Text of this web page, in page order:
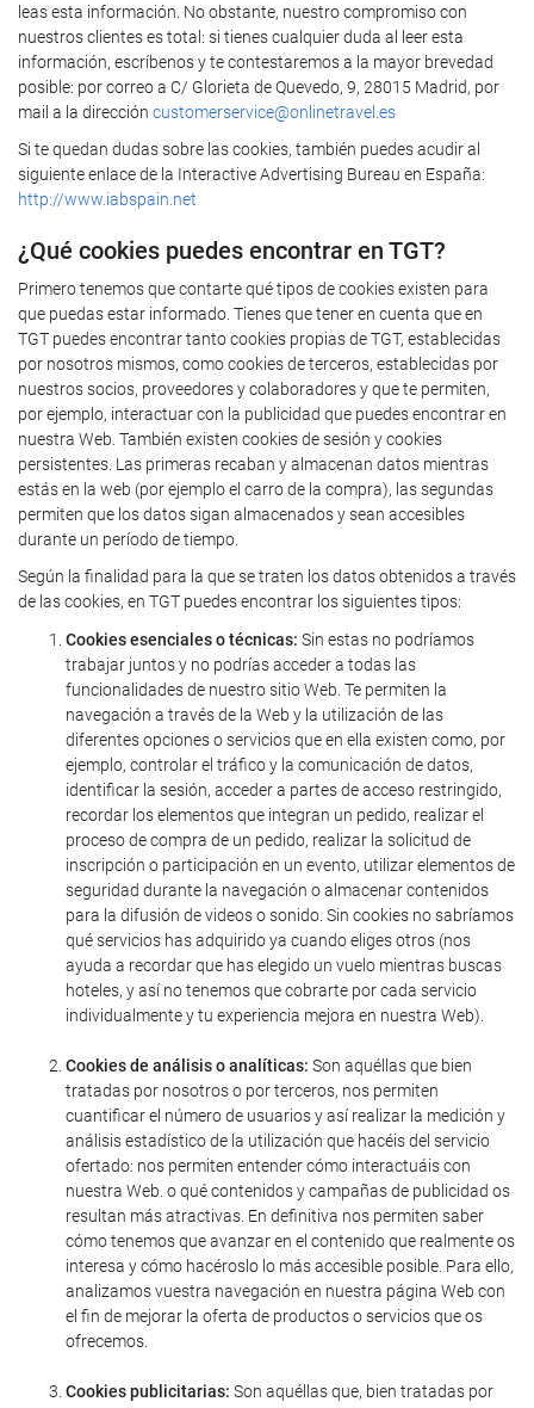
leas esta información. No obstante, nuestro compromiso con
nuestros clientes es total: si tienes cualquier duda al leer esta
información, escríbenos y te contestaremos a la mayor brevedad
posible: por correo a C/ Glorieta de Quevedo, 9, 28015 Madrid, por
mail a la dirección customerservice@onlinetravel.es
Si te quedan dudas sobre las cookies, también puedes acudir al
siguiente enlace de la Interactive Advertising Bureau en España:
http://www.iabspain.net
¿Qué cookies puedes encontrar en TGT?
Primero tenemos que contarte qué tipos de cookies existen para
que puedas estar informado. Tienes que tener en cuenta que en
TGT puedes encontrar tanto cookies propias de TGT, establecidas
por nosotros mismos, como cookies de terceros, establecidas por
nuestros socios, proveedores y colaboradores y que te permiten,
por ejemplo, interactuar con la publicidad que puedes encontrar en
nuestra Web. También existen cookies de sesión y cookies
persistentes. Las primeras recaban y almacenan datos mientras
estás en la web (por ejemplo el carro de la compra), las segundas
permiten que los datos sigan almacenados y sean accesibles
durante un período de tiempo.
Según la finalidad para la que se traten los datos obtenidos a través
de las cookies, en TGT puedes encontrar los siguientes tipos:
Cookies esenciales o técnicas: Sin estas no podríamos
trabajar juntos y no podrías acceder a todas las
funcionalidades de nuestro sitio Web. Te permiten la
navegación a través de la Web y la utilización de las
diferentes opciones o servicios que en ella existen como, por
ejemplo, controlar el tráfico y la comunicación de datos,
identificar la sesión, acceder a partes de acceso restringido,
recordar los elementos que integran un pedido, realizar el
proceso de compra de un pedido, realizar la solicitud de
inscripción o participación en un evento, utilizar elementos de
seguridad durante la navegación o almacenar contenidos
para la difusión de videos o sonido. Sin cookies no sabríamos
qué servicios has adquirido ya cuando eliges otros (nos
ayuda a recordar que has elegido un vuelo mientras buscas
hoteles, y así no tenemos que cobrarte por cada servicio
individualmente y tu experiencia mejora en nuestra Web).
Cookies de análisis o analíticas: Son aquéllas que bien
tratadas por nosotros o por terceros, nos permiten
cuantificar el número de usuarios y así realizar la medición y
análisis estadístico de la utilización que hacéis del servicio
ofertado: nos permiten entender cómo interactuáis con
nuestra Web. o qué contenidos y campañas de publicidad os
resultan más atractivas. En definitiva nos permiten saber
cómo tenemos que avanzar en el contenido que realmente os
interesa y cómo hacéroslo lo más accesible posible. Para ello,
analizamos vuestra navegación en nuestra página Web con
el fin de mejorar la oferta de productos o servicios que os
ofrecemos.
Cookies publicitarias: Son aquéllas que, bien tratadas por